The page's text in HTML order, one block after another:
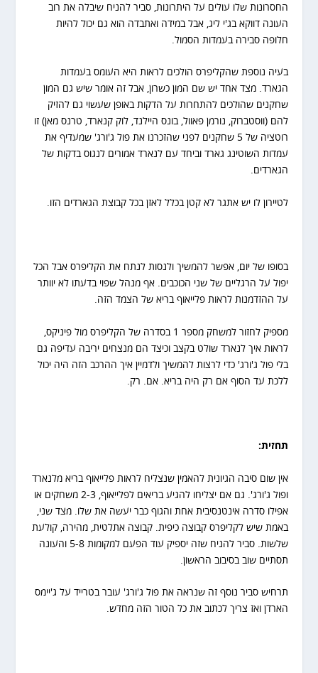
החסרונות שלו עולים על היתרונות, סביר להניח שיבלה את רוב
העונה דווקא בג'י ליג, אבל במידה ואתבדה הוא גם יכול להיות
חלופה סבירה בעמדות הסמול.
בעיה נוספת שהקליפרס הולכים לראות היא העומס בעמדות
הגארד. מצד אחד יש שם המון כשרון, אבל זה אומר שיש גם המון
שחקנים שהולכים להתחרות על הדקות באופן שעשוי גם להזיק
להם (ווסטברוק, נורמן פאוול, בונס היילנד, לוק קנארד, טרנס מאן) זו
רוטציה של 5 שחקנים לפני שהזכרנו את פול ג'ורג' שמעדיף את
עמדות השוטינג גארד וביחד עם לנארד אמורים לנגוס בדקות של
הגארדים.
לטיירון לו יש אתגר לא קטן בכלל לאזן בכל קבוצת הגארדים הזו.
בסופו של יום, אפשר להמשיך ולנסות לנתח את הקליפרס אבל הכל
יפול על הרגליים של שני הכוכבים. אף מנהל שפוי בדעתו לא יוותר
על ההזדמנות לראות פלייאוף בריא של הצמד הזה.
מספיק לחזור למשחק מספר 1 בסדרה של הקליפרס מול פיניקס,
לראות איך לנארד שולט בקצב וכיצד הם מנצחים יריבה עדיפה גם
בלי פול ג'ורג' כדי לרצות להמשיך ולדמיין איך ההרכב הזה היה יכול
ללכת עד הסוף אם רק היה בריא. אם. רק.
תחזית:
אין שום סיבה הגיונית להאמין שנצליח לראות פלייאוף בריא מלנארד
ופול ג'ורג'. גם אם יצליחו להגיע בריאים לפלייאוף, 2-3 משחקים או
אפילו סדרה אינטנסיבית אחת והגוף כבר יעשה את שלו. מצד שני,
באמת שיש לקליפרס קבוצה כיפית. קבוצה אתלטית, מהירה, קולעת
שלשות. סביר להניח שזה יספיק עוד הפעם למקומות 5-8 והעונה
תסתיים שוב בסיבוב הראשון.
תרחיש סביר נוסף זה שנראה את פול ג'ורג' עובר בטרייד על ג'יימס
הארדן ואז צריך לכתוב את כל הטור הזה מחדש.